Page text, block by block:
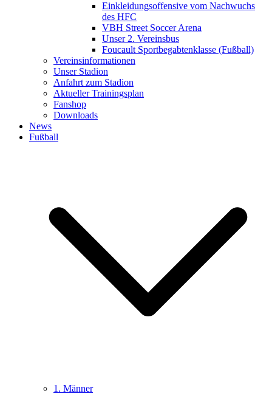
Einkleidungsoffensive vom Nachwuchs
des HFC
VBH Street Soccer Arena
Unser 2. Vereinsbus
Foucault Sportbegabtenklasse (Fußball)
Vereinsinformationen
Unser Stadion
Anfahrt zum Stadion
Aktueller Trainingsplan
Fanshop
Downloads
News
Fußball
1. Männer